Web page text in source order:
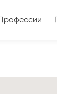
Профессии